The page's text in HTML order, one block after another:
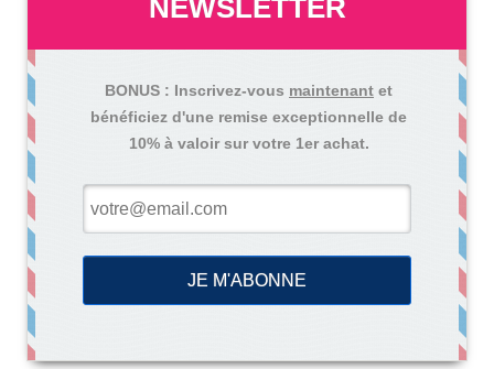
NEWSLETTER
BONUS : Inscrivez-vous maintenant et
bénéficiez d'une remise exceptionnelle de
10% à valoir sur votre 1er achat.